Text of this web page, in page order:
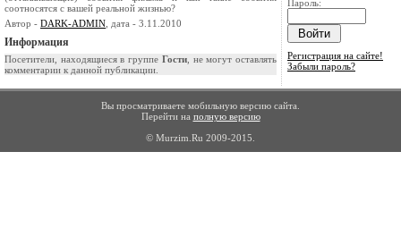
соотносятся с вашей реальной жизнью?
Автор - DARK-ADMIN , дата - 3.11.2010
Информация
Посетители, находящиеся в группе Гости, не могут оставлять
комментарии к данной публикации.
Пароль:
Регистрация на сайте!
Забыли пароль?
Вы просматриваете мобильную версию сайта.
Перейти на полную версию
© Murzim.Ru 2009-2015.